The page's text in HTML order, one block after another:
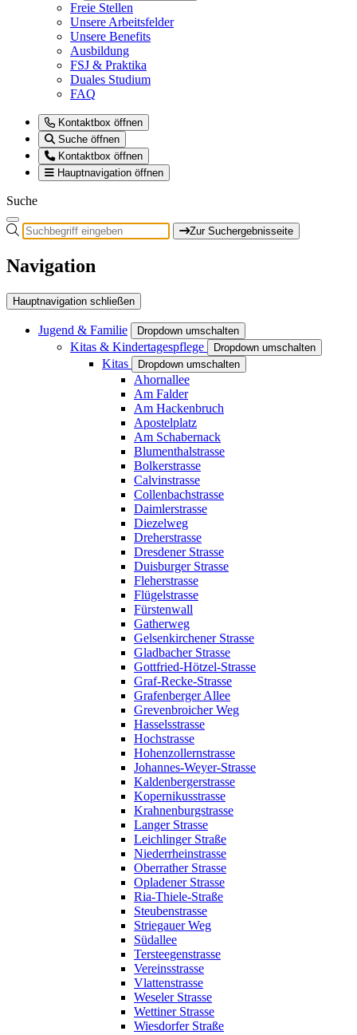
Freie Stellen
Unsere Arbeitsfelder
Unsere Benefits
Ausbildung
FSJ & Praktika
Duales Studium
FAQ
Kontaktbox öffnen
Suche öffnen
Kontaktbox öffnen
Hauptnavigation öffnen
Suche
Zur Suchergebnisseite
Navigation
Hauptnavigation schließen
Jugend & Familie Dropdown umschalten
Kitas & Kindertagespflege Dropdown umschalten
Kitas Dropdown umschalten
Ahornallee
Am Falder
Am Hackenbruch
Apostelplatz
Am Schabernack
Blumenthalstrasse
Bolkerstrasse
Calvinstrasse
Collenbachstrasse
Daimlerstrasse
Diezelweg
Dreherstrasse
Dresdener Strasse
Duisburger Strasse
Fleherstrasse
Flügelstrasse
Fürstenwall
Gatherweg
Gelsenkirchener Strasse
Gladbacher Strasse
Gottfried-Hötzel-Strasse
Graf-Recke-Strasse
Grafenberger Allee
Grevenbroicher Weg
Hasselsstrasse
Hochstrasse
Hohenzollernstrasse
Johannes-Weyer-Strasse
Kaldenbergerstrasse
Kopernikusstrasse
Krahnenburgstrasse
Langer Strasse
Leichlinger Straße
Niederrheinstrasse
Oberrather Strasse
Opladener Strasse
Ria-Thiele-Straße
Steubenstrasse
Striegauer Weg
Südallee
Tersteegenstrasse
Vereinsstrasse
Vlattenstrasse
Weseler Strasse
Wettiner Strasse
Wiesdorfer Straße